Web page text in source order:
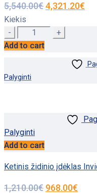
5,540.00€4,321.20€
Kiekis
Quantity
Add to cart
Palyginti
Palyginti
Add to cart
Ketinis židinio įdėklas
1,210.00€ 968.00€